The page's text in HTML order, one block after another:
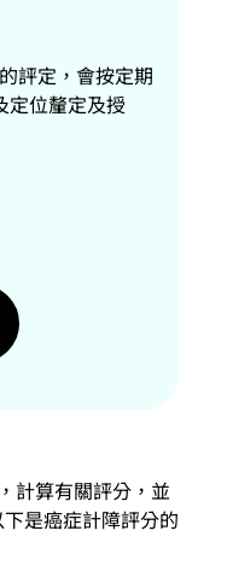
評定，會按定期
定位釐定及授
計算有關評分，並
是癌症計障評分的